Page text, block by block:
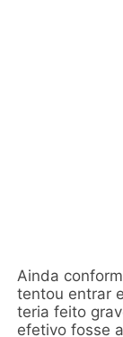
Ainda
tentou entrar
teria feito
efetivo fosse